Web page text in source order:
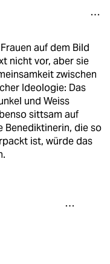
auf dem Bild
nicht vor, aber sie
zwischen
Ideologie: Das
und Weiss
sittsam auf
Benediktinerin, die so
ist, würde das